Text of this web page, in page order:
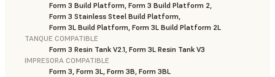
Form 3 Build Platform, Form 3 Build Platform 2,
Form 3 Stainless Steel Build Platform,
Form 3L Build Platform, Form 3L Build Platform 2L
TANQUE COMPATIBLE
Form 3 Resin Tank V2.1, Form 3L Resin Tank V3
IMPRESORA COMPATIBLE
Form 3, Form 3L, Form 3B, Form 3BL